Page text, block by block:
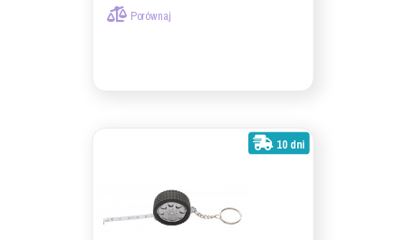
Porównaj
10 dni